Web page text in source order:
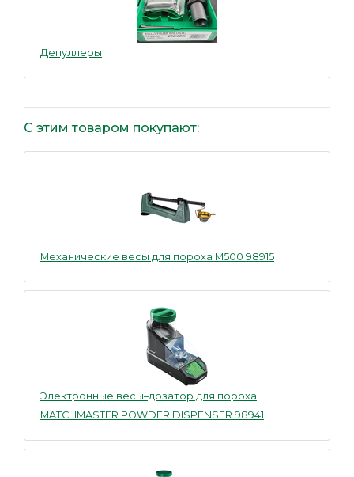
Депуллеры
С этим товаром покупают:
Механические весы для пороха M500 98915
Электронные весы–дозатор для пороха
MATCHMASTER POWDER DISPENSER 98941